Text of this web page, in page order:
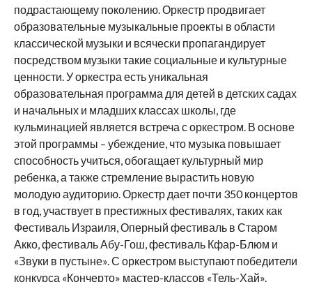
подрастающему поколению. Оркестр продвигает
образовательные музыкальные проекты в области
классической музыки и всячески пропагандирует
посредством музыки такие социальные и культурные
ценности. У оркестра есть уникальная
образовательная программа для детей в детских садах
и начальных и младших классах школы, где
кульминацией является встреча с оркестром. В основе
этой программы – убеждение, что музыка повышает
способность учиться, обогащает культурный мир
ребенка, а также стремление вырастить новую
молодую аудиторию. Оркестр дает почти 350 концертов
в год, участвует в престижных фестивалях, таких как
Фестиваль Израиля, Оперный фестиваль в Старом
Акко, фестиваль Абу-Гош, фестиваль Кфар-Блюм и
«Звуки в пустыне». С оркестром выступают победители
конкурса «Кончерто» мастер-классов «Тель-Хай».